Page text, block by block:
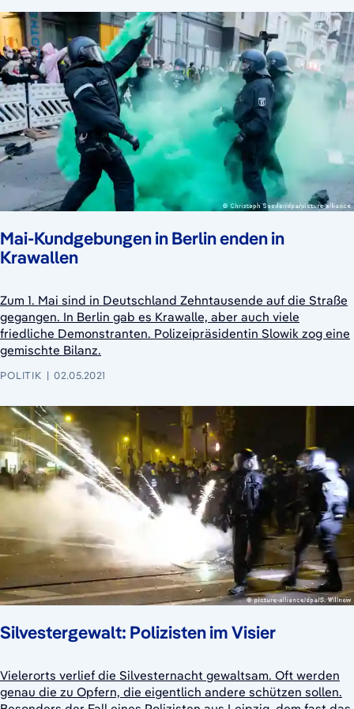
Mai-Kundgebungen in Berlin enden in
Krawallen
Zum 1. Mai sind in Deutschland Zehntausende auf die Straße
gegangen. In Berlin gab es Krawalle, aber auch viele
friedliche Demonstranten. Polizeipräsidentin Slowik zog eine
gemischte Bilanz.
POLITIK 02.05.2021
Silvestergewalt: Polizisten im Visier
Vielerorts verlief die Silvesternacht gewaltsam. Oft werden
genau die zu Opfern, die eigentlich andere schützen sollen.